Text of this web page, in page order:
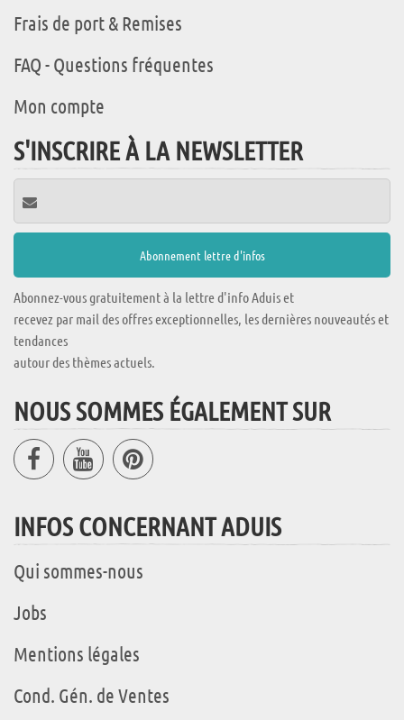
Frais de port & Remises
FAQ - Questions fréquentes
Mon compte
S'INSCRIRE À LA NEWSLETTER
Abonnez-vous gratuitement à la lettre d'info Aduis et
recevez par mail des offres exceptionnelles, les dernières nouveautés et
tendances
autour des thèmes actuels.
NOUS SOMMES ÉGALEMENT SUR
INFOS CONCERNANT ADUIS
Qui sommes-nous
Jobs
Mentions légales
Cond. Gén. de Ventes